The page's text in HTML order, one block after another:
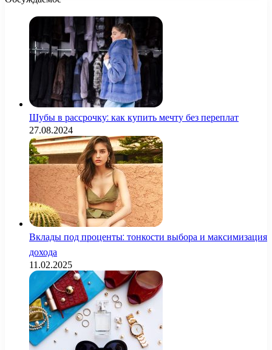
Шубы в рассрочку: как купить мечту без переплат
27.08.2024
Вклады под проценты: тонкости выбора и максимизация
дохода
11.02.2025